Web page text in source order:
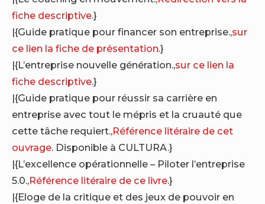
fiche descriptive.}
|{Guide pratique pour financer son entreprise.,sur
ce lien la fiche de présentation.}
|{L’entreprise nouvelle génération.,sur ce lien la
fiche descriptive.}
|{Guide pratique pour réussir sa carrière en
entreprise avec tout le mépris et la cruauté que
cette tâche requiert.,Référence litéraire de cet
ouvrage. Disponible à CULTURA.}
|{L’excellence opérationnelle – Piloter l’entreprise
5.0.,Référence litéraire de ce livre.}
|{Eloge de la critique et des jeux de pouvoir en